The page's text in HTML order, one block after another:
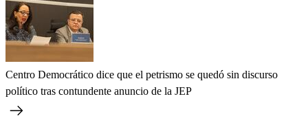
Centro Democrático dice que el petrismo se quedó sin discurso
político tras contundente anuncio de la JEP